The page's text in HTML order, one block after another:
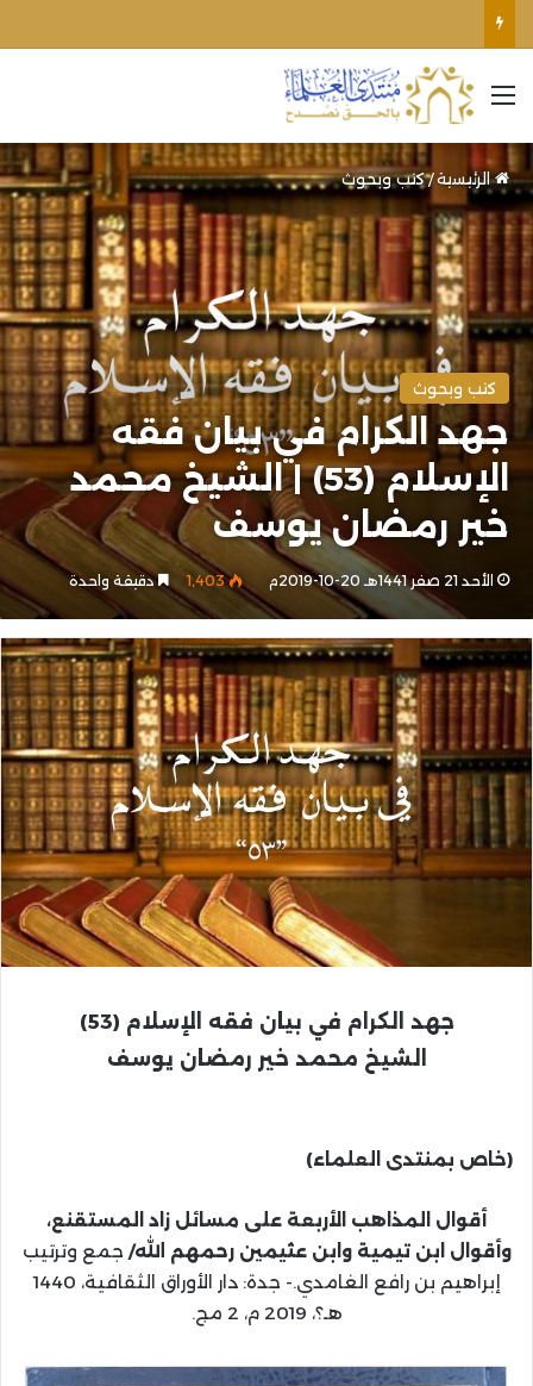
القائمة
الرئيسية/كتب وبحوث
كتب وبحوث
جهد الكرام في بيان فقه
الإسلام (53) | الشيخ محمد
خير رمضان يوسف
الأحد 21 صفر 1441هـ 20-10-2019م 1٬403 دقيقة واحدة
جهد الكرام في بيان فقه الإسلام (53)
الشيخ محمد خير رمضان يوسف
(خاص بمنتدى العلماء)
أقوال المذاهب الأربعة على مسائل زاد المستقنع،
وأقوال ابن تيمية وابن عثيمين رحمهم الله/ جمع وترتيب
إبراهيم بن رافع الغامدي.- جدة: دار الأوراق الثقافية، 1440
هـ؟، 2019 م، 2 مج.